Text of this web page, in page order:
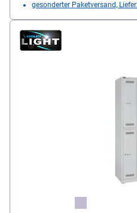
gesonderter Paketversand,